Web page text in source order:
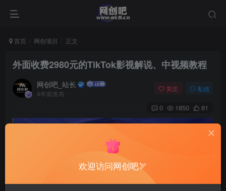
首页 网创项目 正文
外面收费2980元的TikTok影视解说、中视频教程
网创吧_站长
4年前发布
关注 私信
0 1850 81
欢迎访问网创吧🏹